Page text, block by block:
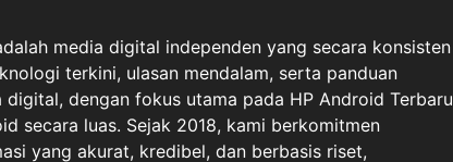
media digital independen yang secara konsisten
terkini, ulasan mendalam, serta panduan
dengan fokus utama pada HP Android Terbaru
secara luas. Sejak 2018, kami berkomitmen
yang akurat, kredibel, dan berbasis riset,